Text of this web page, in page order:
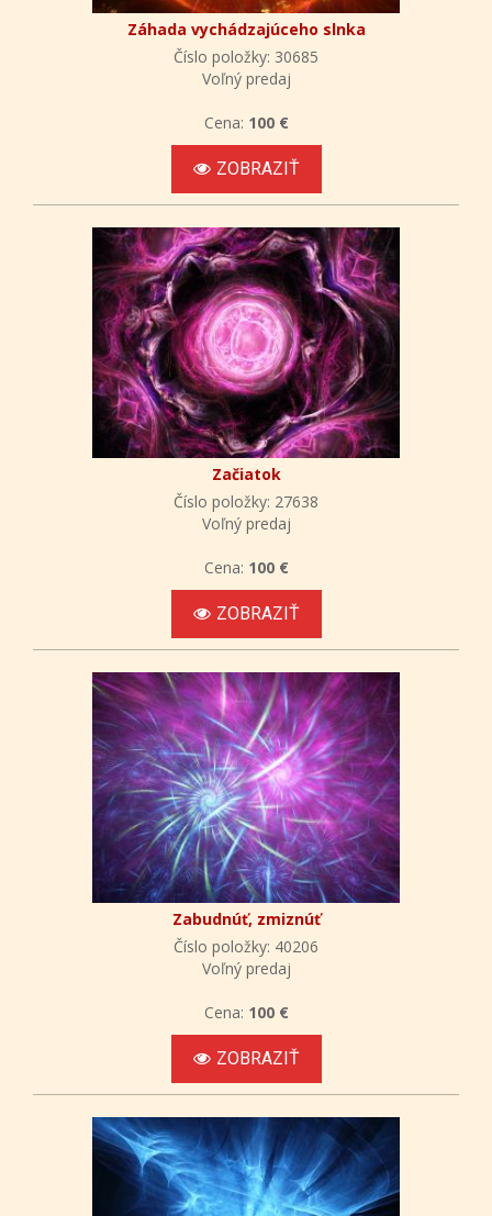
Záhada vychádzajúceho slnka
Číslo položky: 30685
Voľný predaj
Cena: 100 €
ZOBRAZIŤ
Začiatok
Číslo položky: 27638
Voľný predaj
Cena: 100 €
ZOBRAZIŤ
Zabudnúť, zmiznúť
Číslo položky: 40206
Voľný predaj
Cena: 100 €
ZOBRAZIŤ